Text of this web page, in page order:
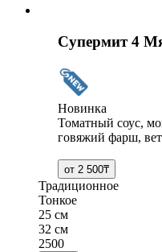
Супермит 4
Новинка
Томатный соус,
говяжий фарш,
Традиционное
Тонкое
25 см
32 см
2500